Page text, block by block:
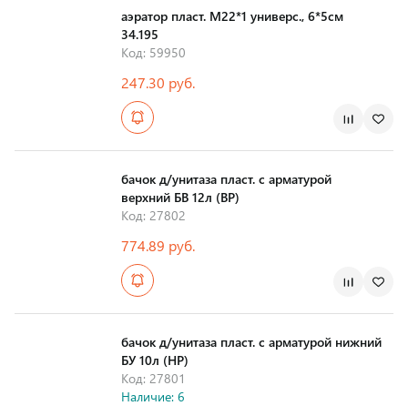
аэратор пласт. М22*1 универс., 6*5см
34.195
Код: 59950
247.30 руб.
бачок д/унитаза пласт. с арматурой
верхний БВ 12л (ВР)
Код: 27802
774.89 руб.
бачок д/унитаза пласт. с арматурой нижний
БУ 10л (НР)
Код: 27801
Наличие: 6